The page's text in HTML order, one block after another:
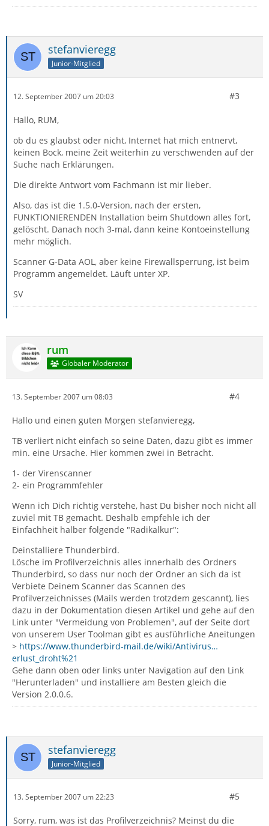
stefanvieregg
Junior-Mitglied
12. September 2007 um 20:03 #3
Hallo, RUM,
ob du es glaubst oder nicht, Internet hat mich entnervt,
keinen Bock, meine Zeit weiterhin zu verschwenden auf der
Suche nach Erklärungen.
Die direkte Antwort vom Fachmann ist mir lieber.
Also, das ist die 1.5.0-Version, nach der ersten,
FUNKTIONIERENDEN Installation beim Shutdown alles fort,
gelöscht. Danach noch 3-mal, dann keine Kontoeinstellung
mehr möglich.
Scanner G-Data AOL, aber keine Firewallsperrung, ist beim
Programm angemeldet. Läuft unter XP.
SV
rum
Globaler Moderator
13. September 2007 um 08:03 #4
Hallo und einen guten Morgen stefanvieregg,
TB verliert nicht einfach so seine Daten, dazu gibt es immer
min. eine Ursache. Hier kommen zwei in Betracht.
1- der Virenscanner
2- ein Programmfehler
Wenn ich Dich richtig verstehe, hast Du bisher noch nicht all
zuviel mit TB gemacht. Deshalb empfehle ich der
Einfachheit halber folgende "Radikalkur":
Deinstalliere Thunderbird.
Lösche im Profilverzeichnis alles innerhalb des Ordners
Thunderbird, so dass nur noch der Ordner an sich da ist
Verbiete Deinem Scanner das Scannen des
Profilverzeichnisses (Mails werden trotzdem gescannt), lies
dazu in der Dokumentation diesen Artikel und gehe auf den
Link unter "Vermeidung von Problemen", auf der Seite dort
von unserem User Toolman gibt es ausführliche Aneitungen
> https://www.thunderbird-mail.de/wiki/Antivirus…
erlust_droht%21
Gehe dann oben oder links unter Navigation auf den Link
"Herunterladen" und installiere am Besten gleich die
Version 2.0.0.6.
stefanvieregg
Junior-Mitglied
13. September 2007 um 22:23 #5
Sorry, rum, was ist das Profilverzeichnis? Meinst du die